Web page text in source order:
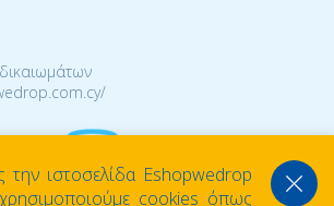
την ιστοσελίδα Eshopwedrop
cookies όπως